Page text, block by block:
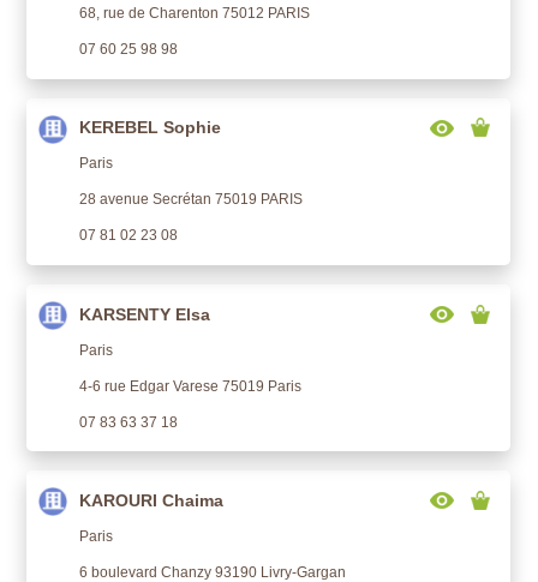
68, rue de Charenton 75012 PARIS
07 60 25 98 98
KEREBEL Sophie
Paris
28 avenue Secrétan 75019 PARIS
07 81 02 23 08
KARSENTY Elsa
Paris
4-6 rue Edgar Varese 75019 Paris
07 83 63 37 18
KAROURI Chaima
Paris
6 boulevard Chanzy 93190 Livry-Gargan